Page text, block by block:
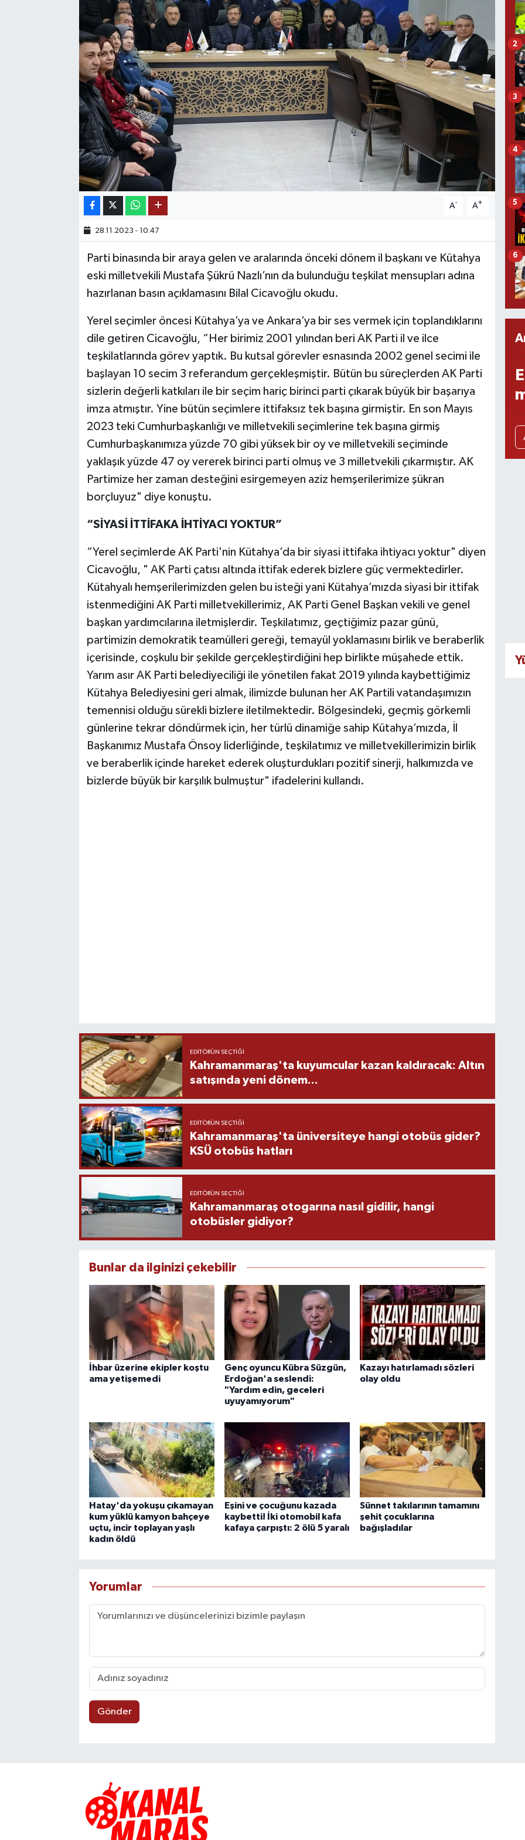
A- A+
28.11.2023 - 10:47
Parti binasında bir araya gelen ve aralarında önceki dönem il başkanı ve Kütahya
eski milletvekili Mustafa Şükrü Nazlı’nın da bulunduğu teşkilat mensupları adına
hazırlanan basın açıklamasını Bilal Cicavoğlu okudu.
Yerel seçimler öncesi Kütahya’ya ve Ankara’ya bir ses vermek için toplandıklarını
dile getiren Cicavoğlu, “Her birimiz 2001 yılından beri AK Parti il ve ilce
teşkilatlarında görev yaptık. Bu kutsal görevler esnasında 2002 genel secimi ile
başlayan 10 secim 3 referandum gerçekleşmiştir. Bütün bu süreçlerden AK Parti
sizlerin değerli katkıları ile bir seçim hariç birinci parti çıkarak büyük bir başarıya
imza atmıştır. Yine bütün seçimlere ittifaksız tek başına girmiştir. En son Mayıs
2023 teki Cumhurbaşkanlığı ve milletvekili seçimlerine tek başına girmiş
Cumhurbaşkanımıza yüzde 70 gibi yüksek bir oy ve milletvekili seçiminde
yaklaşık yüzde 47 oy vererek birinci parti olmuş ve 3 milletvekili çıkarmıştır. AK
Partimize her zaman desteğini esirgemeyen aziz hemşerilerimize şükran
borçluyuz" diye konuştu.
“SİYASİ İTTİFAKA İHTİYACI YOKTUR”
“Yerel seçimlerde AK Parti'nin Kütahya’da bir siyasi ittifaka ihtiyacı yoktur" diyen
Cicavoğlu, " AK Parti çatısı altında ittifak ederek bizlere güç vermektedirler.
Kütahyalı hemşerilerimizden gelen bu isteği yani Kütahya’mızda siyasi bir ittifak
istenmediğini AK Parti milletvekillerimiz, AK Parti Genel Başkan vekili ve genel
başkan yardımcılarına iletmişlerdir. Teşkilatımız, geçtiğimiz pazar günü,
partimizin demokratik teamülleri gereği, temayül yoklamasını birlik ve beraberlik
içerisinde, coşkulu bir şekilde gerçekleştirdiğini hep birlikte müşahede ettik.
Yarım asır AK Parti belediyeciliği ile yönetilen fakat 2019 yılında kaybettiğimiz
Kütahya Belediyesini geri almak, ilimizde bulunan her AK Partili vatandaşımızın
temennisi olduğu sürekli bizlere iletilmektedir. Bölgesindeki, geçmiş görkemli
günlerine tekrar döndürmek için, her türlü dinamiğe sahip Kütahya’mızda, İl
Başkanımız Mustafa Önsoy liderliğinde, teşkilatımız ve milletvekillerimizin birlik
ve beraberlik içinde hareket ederek oluşturdukları pozitif sinerji, halkımızda ve
bizlerde büyük bir karşılık bulmuştur" ifadelerini kullandı.
EDITÖRÜN SEÇTIĞI
Kahramanmaraş'ta kuyumcular kazan kaldıracak: Altın
satışında yeni dönem...
EDITÖRÜN SEÇTIĞI
Kahramanmaraş'ta üniversiteye hangi otobüs gider?
KSÜ otobüs hatları
EDITÖRÜN SEÇTIĞI
Kahramanmaraş otogarına nasıl gidilir, hangi
otobüsler gidiyor?
Bunlar da ilginizi çekebilir
İhbar üzerine ekipler koştu
ama yetişemedi
Genç oyuncu Kübra Süzgün,
Erdoğan'a seslendi:
"Yardım edin, geceleri
uyuyamıyorum"
Kazayı hatırlamadı sözleri
olay oldu
Hatay'da yokuşu çıkamayan
kum yüklü kamyon bahçeye
uçtu, incir toplayan yaşlı
kadın öldü
Eşini ve çocuğunu kazada
kaybetti! İki otomobil kafa
kafaya çarpıştı: 2 ölü 5 yaralı
Sünnet takılarının tamamını
şehit çocuklarına
bağışladılar
Yorumlar
Gönder
2
3
4
5
6
KÜLTÜR SANAT